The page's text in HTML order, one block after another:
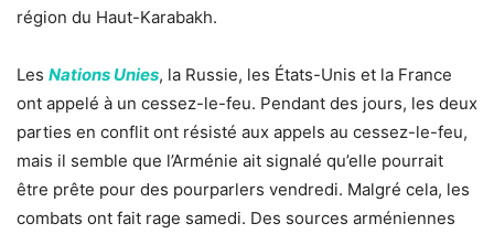
région du Haut-Karabakh.
Les Nations Unies, la Russie, les États-Unis et la France
ont appelé à un cessez-le-feu. Pendant des jours, les deux
parties en conflit ont résisté aux appels au cessez-le-feu,
mais il semble que l’Arménie ait signalé qu’elle pourrait
être prête pour des pourparlers vendredi. Malgré cela, les
combats ont fait rage samedi. Des sources arméniennes